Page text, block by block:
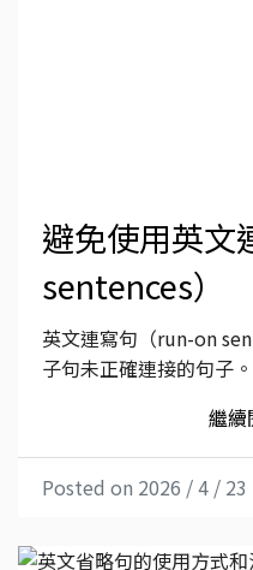
避免使用英文
sentences）
英文連寫句（run-on
子句未正確連接的句子
繼
Posted on 2026 / 4 / 23